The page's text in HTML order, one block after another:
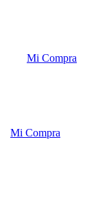
Mi Compra
Mi Compra